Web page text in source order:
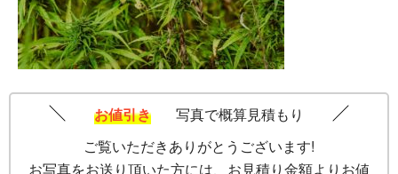
お値引き
写真で概算見積もり
ご覧いただきありがとうございます!
お写真をお送り頂いた方には、お見積り金額よりお値